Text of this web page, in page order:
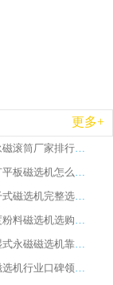
更多+
2026 矿用永磁滚筒厂家排行榜选购指南，行业口碑领域强者华体会手机网页版-华体会(中国)
2026 钛铁矿平板磁选机怎么选 靠谱生产企业实力排行榜选购参考攻略
2026CTG 干式磁选机完整选购指南 行业口碑顶尖靠谱生产龙头厂家实力推荐
2026 高精度粉料磁选机选购全攻略 行业优质品牌华体会手机网页版-华体会(中国) 实力深度解析
2026CTB 湿式永磁磁选机靠谱厂家实力排行榜 铁矿选矿设备采购全流程选购指南
2026 尾矿磁选机行业口碑领域强者，源头直供国内主流厂家华体会手机网页版-华体会(中国) 一站式服务